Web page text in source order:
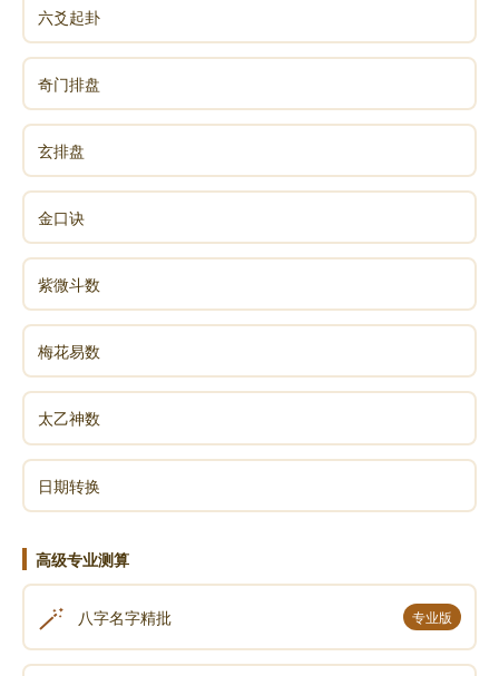
六爻起卦
奇门排盘
玄排盘
金口诀
紫微斗数
梅花易数
太乙神数
日期转换
高级专业测算
🪄 八字名字精批 专业版